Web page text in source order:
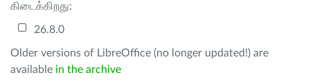
கிடைக்கிறது:
26.8.0
Older versions of LibreOffice (no longer updated!) are
available in the archive